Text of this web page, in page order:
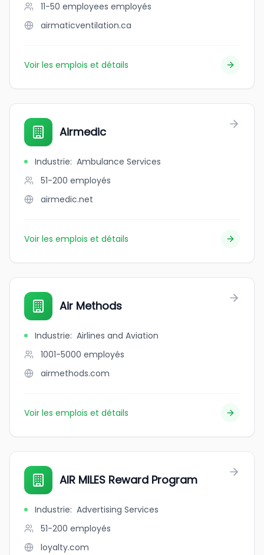
11-50 employees employés
airmaticventilation.ca
Voir les emplois et détails
Airmedic
Industrie: Ambulance Services
51-200 employés
airmedic.net
Voir les emplois et détails
Air Methods
Industrie: Airlines and Aviation
1001-5000 employés
airmethods.com
Voir les emplois et détails
AIR MILES Reward Program
Industrie: Advertising Services
51-200 employés
loyalty.com